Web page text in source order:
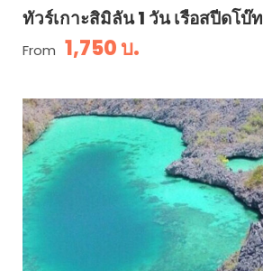
ทัวร์เกาะสิมิลัน 1 วัน เรือสปีดโบ๊ท
From 1,750 บ.